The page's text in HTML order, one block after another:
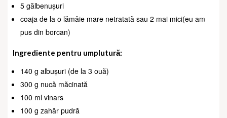
5 gălbenușuri
coaja de la o lămâie mare netratată sau 2 mai mici(eu am
pus din borcan)
Ingrediente pentru umplutură:
140 g albușuri (de la 3 ouă)
300 g nucă măcinată
100 ml vinars
100 g zahăr pudră